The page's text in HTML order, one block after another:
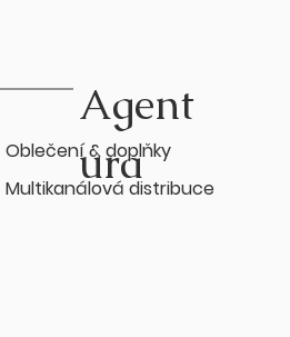
Agent
ura
Oblečení & doplňky
Multikanálová distribuce